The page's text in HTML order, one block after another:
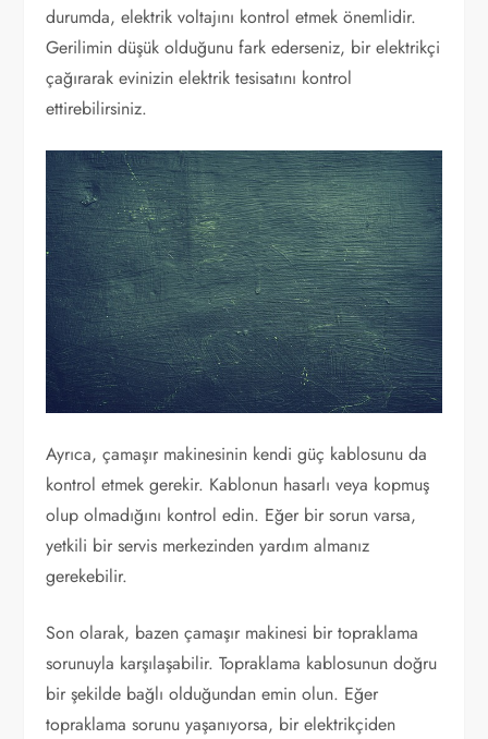
durumda, elektrik voltajını kontrol etmek önemlidir.
Gerilimin düşük olduğunu fark ederseniz, bir elektrikçi
çağırarak evinizin elektrik tesisatını kontrol
ettirebilirsiniz.
Ayrıca, çamaşır makinesinin kendi güç kablosunu da
kontrol etmek gerekir. Kablonun hasarlı veya kopmuş
olup olmadığını kontrol edin. Eğer bir sorun varsa,
yetkili bir servis merkezinden yardım almanız
gerekebilir.
Son olarak, bazen çamaşır makinesi bir topraklama
sorunuyla karşılaşabilir. Topraklama kablosunun doğru
bir şekilde bağlı olduğundan emin olun. Eğer
topraklama sorunu yaşanıyorsa, bir elektrikçiden